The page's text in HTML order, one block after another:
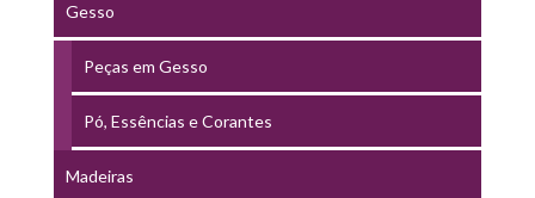
Gesso
Peças em Gesso
Pó, Essências e Corantes
Madeiras